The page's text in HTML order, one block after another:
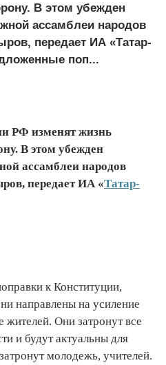
В этом убежден
ассамблеи народов
передает ИА «Татар-
поп...
РФ изменят жизнь
В этом убежден
ассамблеи народов
передает ИА «Татар-
к Конституции,
направлены на усиление
жителей. Они затронут все
и будут актуальны для
молодежь, учителей.